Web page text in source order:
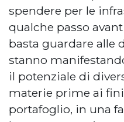
spendere per le
qualche passo
basta guardare alle
stanno
il potenziale di
materie prime ai
portafoglio, in una